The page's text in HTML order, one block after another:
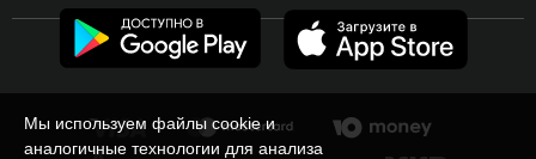
Мы используем файлы cookie и
аналогичные технологии для анализа